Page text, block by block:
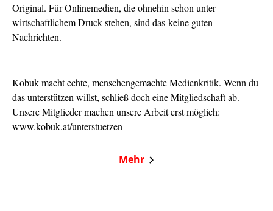
Original. Für Onlinemedien, die ohnehin schon unter
wirtschaftlichem Druck stehen, sind das keine guten
Nachrichten.
Kobuk macht echte, menschengemachte Medienkritik. Wenn du
das unterstützen willst, schließ doch eine Mitgliedschaft ab.
Unsere Mitglieder machen unsere Arbeit erst möglich:
www.kobuk.at/unterstuetzen
Mehr